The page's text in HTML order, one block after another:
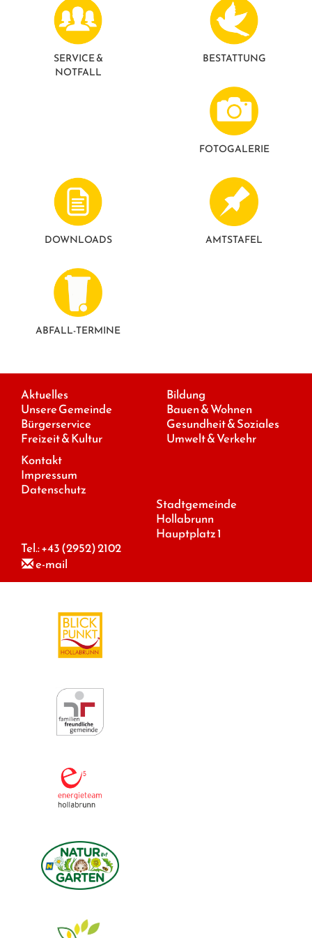
ANSPRECHPARTNER
GESUNDE GEMEINDE
SERVICE &
NOTFALL
BESTATTUNG
FOTO­GALERIE
DOWNLOADS AMTSTAFEL
ABFALL-TERMINE
Aktuelles
Unsere Gemeinde
Bürgerservice
Freizeit & Kultur
Bildung
Bauen & Wohnen
Gesundheit & Soziales
Umwelt & Verkehr
Kontakt
Impressum
Datenschutz
Stadtgemeinde
Hollabrunn
Hauptplatz 1
Tel.:+43 (2952) 2102
e-mail